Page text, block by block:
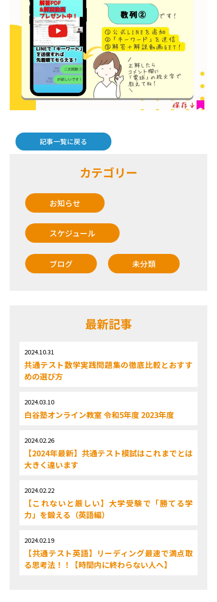
記事一覧に戻る
カテゴリー
お知らせ
スケジュール
ブログ 未分類
最新記事
2024.10.31
共通テスト数学実践問題集の徹底比較とおすす
めの選び方
2024.03.10
白谷塾オンライン教室 令和5年度 2023年度
2024.02.26
【2024年最新】共通テスト模試はこれまでとは
大きく違います
2024.02.22
【これないと厳しい】大学受験で「勝てる学
力」を鍛える（英語編）
2024.02.19
【共通テスト英語】リーディング最速で満点取
る思考法！！【時間内に終わらない人へ】